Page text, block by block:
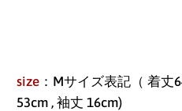
size ：Mサイズ表記（ 着丈
53cm , 袖丈 16cm)